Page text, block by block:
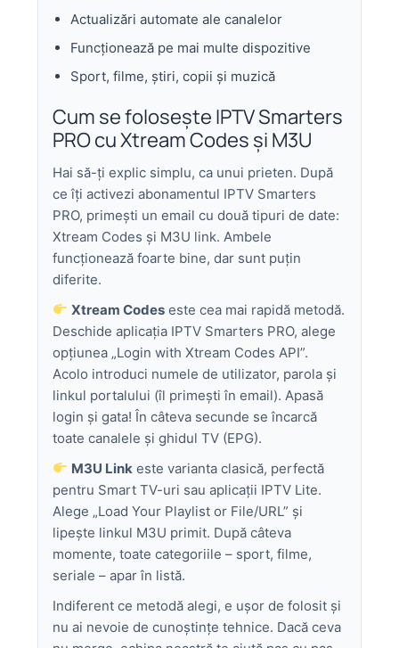
Actualizări automate ale canalelor
Funcționează pe mai multe dispozitive
Sport, filme, știri, copii și muzică
Cum se folosește IPTV Smarters
PRO cu Xtream Codes și M3U
Hai să-ți explic simplu, ca unui prieten. După
ce îți activezi abonamentul IPTV Smarters
PRO, primești un email cu două tipuri de date:
Xtream Codes și M3U link. Ambele
funcționează foarte bine, dar sunt puțin
diferite.
Xtream Codeseste cea mai rapidă metodă.
Deschide aplicația IPTV Smarters PRO, alege
opțiunea „Login with Xtream Codes API”.
Acolo introduci numele de utilizator, parola și
linkul portalului (îl primești în email). Apasă
login și gata! În câteva secunde se încarcă
toate canalele și ghidul TV (EPG).
M3U Link este varianta clasică, perfectă
pentru Smart TV-uri sau aplicații IPTV Lite.
Alege „Load Your Playlist or File/URL” și
lipește linkul M3U primit. După câteva
momente, toate categoriile – sport, filme,
seriale – apar în listă.
Indiferent ce metodă alegi, e ușor de folosit și
nu ai nevoie de cunoștințe tehnice. Dacă ceva